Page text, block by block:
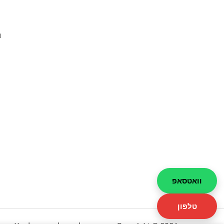
וואטסאפ
טלפון